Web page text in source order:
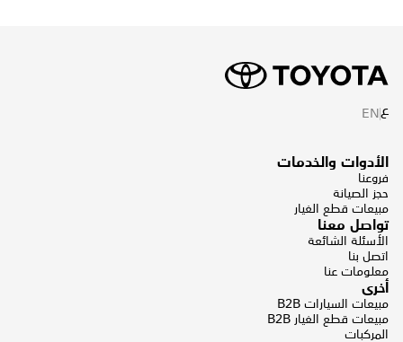
عEN
الأدوات والخدمات
فروعنا
حجز الصيانة
مبيعات قطع الغيار
تواصل معنا
الأسئلة الشائعة
اتصل بنا
معلومات عنا
أخرى
مبيعات السيارات B2B
مبيعات قطع الغيار B2B
المركبات